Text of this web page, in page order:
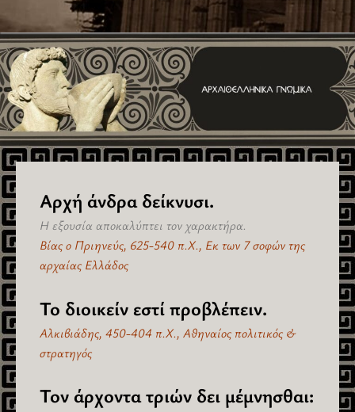
Αρχή άνδρα δείκνυσι.
Η εξουσία αποκαλύπτει τον χαρακτήρα.
Βίας ο Πριηνεύς, 625-540 π.Χ., Εκ των 7 σοφών της
αρχαίας Ελλάδος
Το διοικείν εστί προβλέπειν.
Αλκιβιάδης, 450-404 π.Χ., Αθηναίος πολιτικός &
στρατηγός
Τον άρχοντα τριών δει μέμνησθαι: